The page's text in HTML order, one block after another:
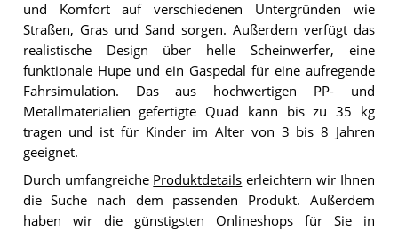
und Komfort auf verschiedenen Untergründen wie
Straßen, Gras und Sand sorgen. Außerdem verfügt das
realistische Design über helle Scheinwerfer, eine
funktionale Hupe und ein Gaspedal für eine aufregende
Fahrsimulation. Das aus hochwertigen PP- und
Metallmaterialien gefertigte Quad kann bis zu 35 kg
tragen und ist für Kinder im Alter von 3 bis 8 Jahren
geeignet.
Durch umfangreiche Produktdetails erleichtern wir Ihnen
die Suche nach dem passenden Produkt. Außerdem
haben wir die günstigsten Onlineshops für Sie in